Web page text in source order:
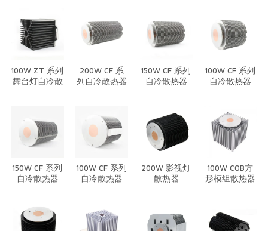
100W ZT 系列
舞台灯自冷散
200W CF 系
列自冷散热器
150W CF 系列
自冷散热器
100W CF 系列
自冷散热器
150W CF 系列
自冷散热器
100W CF 系列
自冷散热器
200W 影视灯
散热器
100W COB方
形模组散热器